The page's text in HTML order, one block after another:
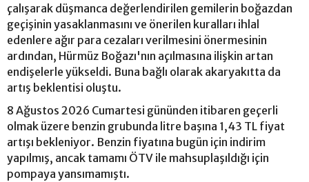
çalışarak düşmanca değerlendirilen gemilerin boğazdan
geçişinin yasaklanmasını ve önerilen kuralları ihlal
edenlere ağır para cezaları verilmesini önermesinin
ardından, Hürmüz Boğazı'nın açılmasına ilişkin artan
endişelerle yükseldi. Buna bağlı olarak akaryakıtta da
artış beklentisi oluştu.
8 Ağustos 2026 Cumartesi gününden itibaren geçerli
olmak üzere benzin grubunda litre başına 1,43 TL fiyat
artışı bekleniyor. Benzin fiyatına bugün için indirim
yapılmış, ancak tamamı ÖTV ile mahsuplaşıldığı için
pompaya yansımamıştı.